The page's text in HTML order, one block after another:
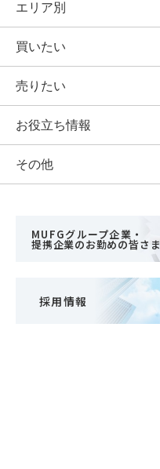
エリア別
買いたい
売りたい
お役立ち情報
その他
MUFGグループ企業・
提携企業のお勤めの皆さま
採用情報